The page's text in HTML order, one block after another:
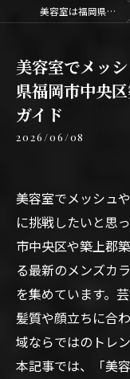
美容室は福岡県天神のLIBERAL Men's Salon天神
美容室でメッ
県福岡市中央
ガイド
2026/06/08
美容室でメッシュ
に挑戦したいと思
市中央区や築上郡
る最新のメンズカ
を集めています。
髪質や顔立ちに合
域ならではのトレ
本記事では、「美